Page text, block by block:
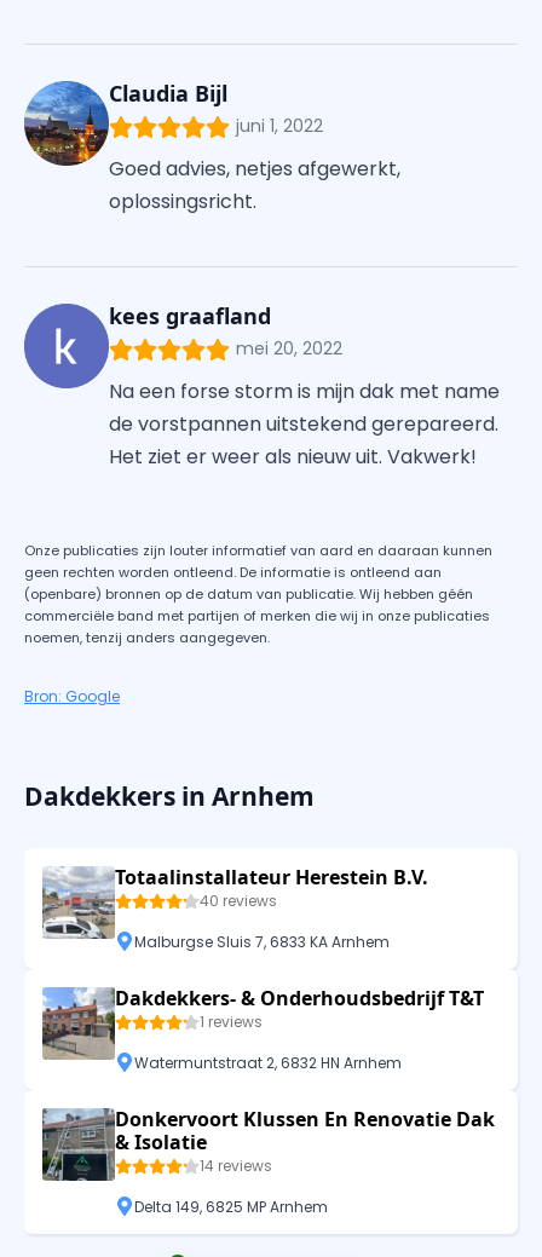
Claudia Bijl
juni 1, 2022
Goed advies, netjes afgewerkt,
oplossingsricht.
kees graafland
mei 20, 2022
Na een forse storm is mijn dak met name
de vorstpannen uitstekend gerepareerd.
Het ziet er weer als nieuw uit. Vakwerk!
Onze publicaties zijn louter informatief van aard en daaraan kunnen
geen rechten worden ontleend. De informatie is ontleend aan
(openbare) bronnen op de datum van publicatie. Wij hebben géén
commerciële band met partijen of merken die wij in onze publicaties
noemen, tenzij anders aangegeven.
Bron: Google
Dakdekkers in Arnhem
Totaalinstallateur Herestein B.V.
40 reviews
Malburgse Sluis 7, 6833 KA Arnhem
Dakdekkers- & Onderhoudsbedrijf T&T
1 reviews
Watermuntstraat 2, 6832 HN Arnhem
Donkervoort Klussen En Renovatie Dak
& Isolatie
14 reviews
Delta 149, 6825 MP Arnhem